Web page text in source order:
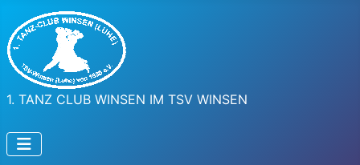
1. TANZ CLUB WINSEN IM TSV WINSEN